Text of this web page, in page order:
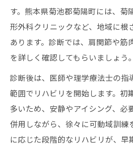
す。熊本県菊池郡菊陽町には、菊
形外科クリニックなど、地域に根
あります。診断では、肩関節や筋
を詳しく確認してもらいましょう。
診断後は、医師や理学療法士の指
範囲でリハビリを開始します。初
多いため、安静やアイシング、必
併用しながら、徐々に可動域訓練
に応じた段階的なリハビリが、早